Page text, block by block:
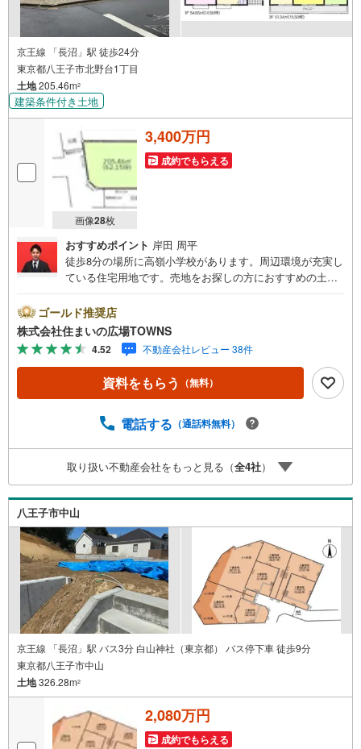
京王線 「長沼」駅 徒歩24分
東京都八王子市北野台1丁目
土地205.46m2
建築条件付き土地
画像28枚
3,400万円
成約でもらえる
おすすめポイント 岸田 周平
徒歩8分の場所に高嶺小学校があります。周辺環境が充実し
ている住宅用地です。売地をお探しの方におすすめの土地
ごすことができます。土地面積は205.46平米（公簿）でご
ざいます。第一種低層住居専用地域はストレスフリーな生
活を送ることができ、静かな生活に適しています。安心の
前面道路6m以上の条件を備えております。【年中無休/9:00
～21:00】人気物件は特にお問い合わせが集中するため、お
早めにお電話下さい。「室内・現地を見学する」ボタンよ
談も承っております。○住宅ローンのご相談○ライフプラン
験豊富なスタッフが親身になってお客様に合った物件をご
紹介させて頂きます！ /他社様掲載物件も併せてご紹介可能
ですのでお気軽にお問い合わせ下さい♪駐車場もございま
すので、お車でのお越しも大歓迎です！
ゴールド推奨店
株式会社住まいの広場TOWNS
4.52 不動産会社レビュー 38件
資料をもらう （無料）
電話する （通話料無料）
取り扱い不動産会社をもっと見る（全4社）
八王子市中山
京王線 「長沼」駅 バス3分 白山神社（東京都） バス停下車 徒歩9分
東京都八王子市中山
土地326.28m2
2,080万円
成約でもらえる